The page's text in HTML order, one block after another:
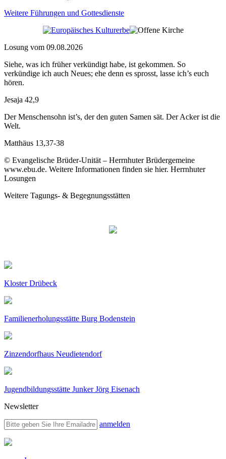
Weitere Führungen und Gottesdienste
Losung vom 09.08.2026
Siehe, was ich früher verkündigt habe, ist gekommen. So
verkündige ich auch Neues; ehe denn es sprosst, lasse ich’s euch
hören.
Jesaja 42,9
Der Menschensohn ist’s, der den guten Samen sät. Der Acker ist die
Welt.
Matthäus 13,37-38
© Evangelische Brüder-Unität – Herrnhuter Brüdergemeine
www.ebu.de. Weitere Informationen finden sie hier. Herrnhuter
Losungen
Weitere Tagungs- & Begegnungsstätten
Kloster Drübeck
Familienerholungsstätte Burg Bodenstein
Zinzendorfhaus Neudietendorf
Jugendbildungsstätte Junker Jörg Eisenach
Newsletter
anmelden